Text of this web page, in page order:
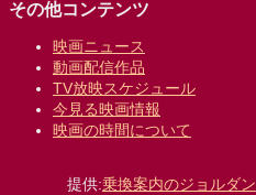
その他コンテンツ
映画ニュース
動画配信作品
TV放映スケジュール
今見る映画情報
映画の時間について
提供:乗換案内のジョルダン